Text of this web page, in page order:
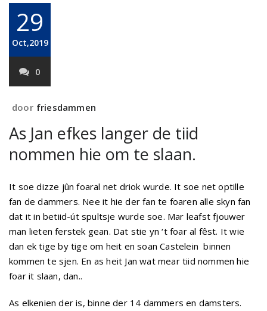
29
Oct,2019
0
door friesdammen
As Jan efkes langer de tiid
nommen hie om te slaan.
It soe dizze jûn foaral net driok wurde. It soe net optille
fan de dammers. Nee it hie der fan te foaren alle skyn fan
dat it in betiid-út spultsje wurde soe. Mar leafst fjouwer
man lieten ferstek gean. Dat stie yn ‘t foar al fêst. It wie
dan ek tige by tige om heit en soan Castelein binnen
kommen te sjen. En as heit Jan wat mear tiid nommen hie
foar it slaan, dan..
As elkenien der is, binne der 14 dammers en damsters.